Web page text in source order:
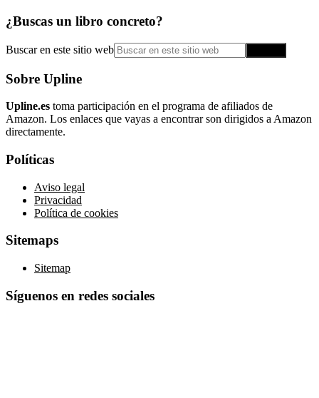
¿Buscas un libro concreto?
Buscar en este sitio web
Sobre Upline
Upline.es toma participación en el programa de afiliados de
Amazon. Los enlaces que vayas a encontrar son dirigidos a Amazon
directamente.
Políticas
Aviso legal
Privacidad
Política de cookies
Sitemaps
Sitemap
Síguenos en redes sociales